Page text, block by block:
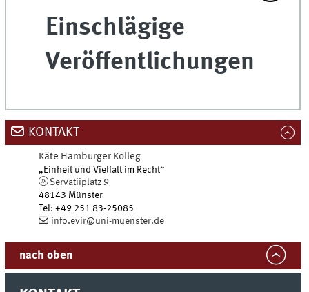
Einschlägige
Veröffentlichungen
KONTAKT
Käte Hamburger Kolleg
„Einheit und Vielfalt im Recht“
Servatiiplatz 9
48143 Münster
Tel:+49 251 83-25085
info.evir@uni-muenster.de
nach oben